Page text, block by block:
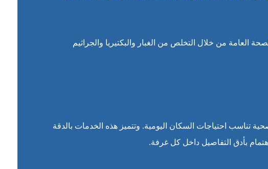
من خلال التخلص من الغبار والبكتيريا والجراثيم
تناسب احتياجات السكان اليومية. وتتميز هذه الخدمات بالدقة
بأدق التفاصيل داخل كل غرفة.